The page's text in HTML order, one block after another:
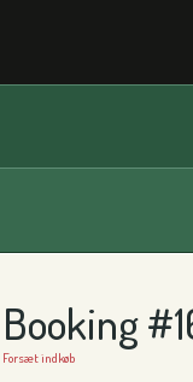
Booking
Forsæt indkøb